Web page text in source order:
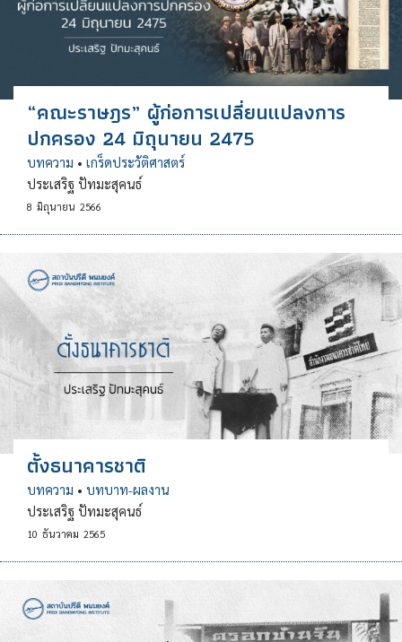
“คณะราษฎร” ผู้ก่อการเปลี่ยนแปลงการ
ปกครอง 24 มิถุนายน 2475
บทความ • เกร็ดประวัติศาสตร์
ประเสริฐ ปัทมะสุคนธ์
8 มิถุนายน 2566
ตั้งธนาคารชาติ
บทความ • บทบาท-ผลงาน
ประเสริฐ ปัทมะสุคนธ์
10 ธันวาคม 2565